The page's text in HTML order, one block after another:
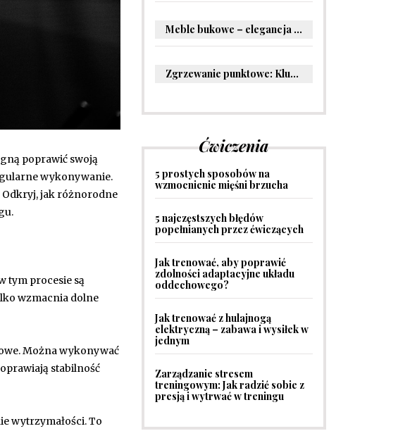
poprawić swoją
wykonywanie.
Odkryj, jak różnorodne
tym procesie są
wzmacnia dolne
Można wykonywać
stabilność
wytrzymałości. To
Meble bukowe – elegancja i trwałość w Twoim wnętrzu
Zgrzewanie punktowe: Kluczowe informacje i zastosowania w przemyśle
Ćwiczenia
5 prostych sposobów na
wzmocnienie mięśni brzucha
5 najczęstszych błędów
popełnianych przez ćwiczących
Jak trenować, aby poprawić
zdolności adaptacyjne układu
oddechowego?
Jak trenować z hulajnogą
elektryczną – zabawa i wysiłek w
jednym
Zarządzanie stresem
treningowym: Jak radzić sobie z
presją i wytrwać w treningu